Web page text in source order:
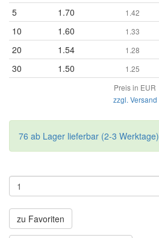
5 1.70 1.42
10 1.60 1.33
20 1.54 1.28
30 1.50 1.25
Preis in EUR
zzgl. Versand
76 ab Lager lieferbar (2-3 Werktage)
zu Favoriten